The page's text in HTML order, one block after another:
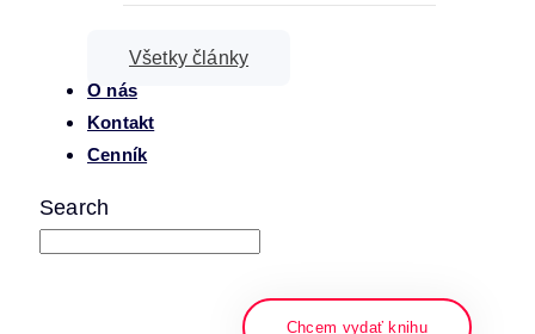
Všetky články
O nás
Kontakt
Cenník
Search
Chcem vydať knihu